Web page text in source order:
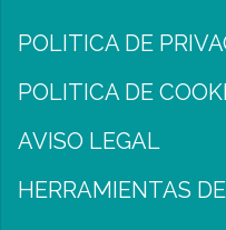
POLITICA DE
POLITICA DE
AVISO LEGAL
HERRAMIENTAS